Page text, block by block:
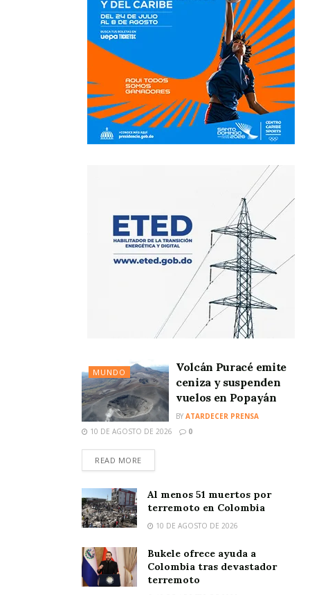
MUNDO
Volcán Puracé emite
ceniza y suspenden
vuelos en Popayán
BY ATARDECER PRENSA
10 DE AGOSTO DE 2026
0
READ MORE
Al menos 51 muertos por
terremoto en Colombia
10 DE AGOSTO DE 2026
Bukele ofrece ayuda a
Colombia tras devastador
terremoto